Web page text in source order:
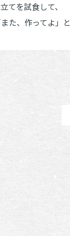
てを試食して、
た、作ってよ」